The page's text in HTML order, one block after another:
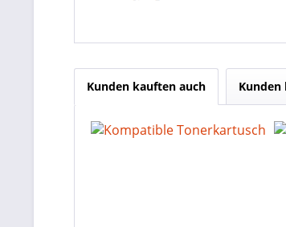
Kunden kauften auch Kunden